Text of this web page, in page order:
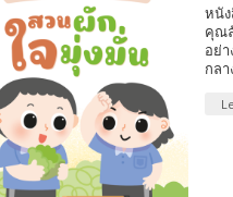
หนั
คุณ
อย่
กล